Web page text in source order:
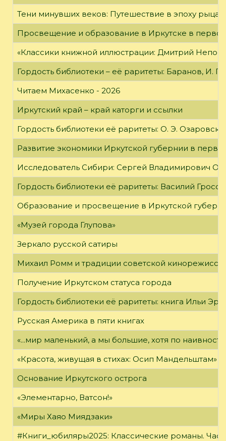
Тени минувших веков: Путешествие в эпоху
Просвещение и образование в Иркутске в
«Классики книжной иллюстрации: Дмитрий
Гордость библиотеки – её раритеты: Баранов, И.
Читаем Михасенко - 2026
Иркутский край – край каторги и ссылки
Гордость библиотеки её раритеты: О. Э.
Развитие экономики Иркутской губернии в
Исследователь Сибири: Сергей Владимирович
Гордость библиотеки её раритеты: Василий
Образование и просвещение в Иркутской
«Музей города Глупова»
Зеркало русской сатиры
Михаил Ромм и традиции советской
Получение Иркутском статуса города
Гордость библиотеки её раритеты: книга Ильи
Русская Америка в пяти книгах
«...мир маленький, а мы большие, хотя по
«Красота, живущая в стихах: Осип Мандельштам»
Основание Иркутского острога
«Элементарно, Ватсон!»
«Миры Хаяо Миядзаки»
#Книги_юбиляры2025: Классические романы.